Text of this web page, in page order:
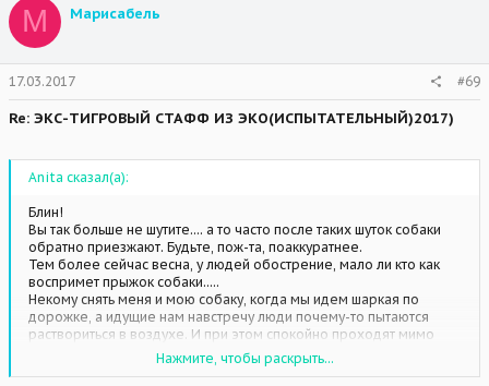
М Марисабель
17.03.2017 #69
Re: ЭКС-ТИГРОВЫЙ СТАФФ ИЗ ЭКО(ИСПЫТАТЕЛЬНЫЙ)2017)
Anita сказал(а):
Блин!
Вы так больше не шутите.... а то часто после таких шуток собаки
обратно приезжают. Будьте, пож-та, поаккуратнее.
Тем более сейчас весна, у людей обострение, мало ли кто как
воспримет прыжок собаки.....
Некому снять меня и мою собаку, когда мы идем шаркая по
дорожке, а идущие нам навстречу люди почему-то пытаются
раствориться в воздухе. И при этом спокойно проходят мимо
стаффов и лабров.... а у меня сейчас всего лишь старая большая
Нажмите, чтобы раскрыть...